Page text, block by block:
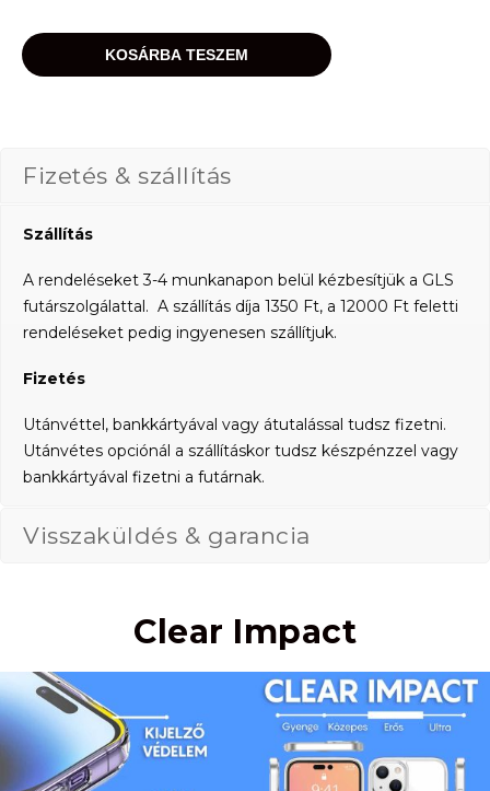
KOSÁRBA TESZEM
Fizetés & szállítás
Szállítás
A rendeléseket 3-4 munkanapon belül kézbesítjük a GLS
futárszolgálattal. A szállítás díja 1350 Ft, a 12000 Ft feletti
rendeléseket pedig ingyenesen szállítjuk.
Fizetés
Utánvéttel, bankkártyával vagy átutalással tudsz fizetni.
Utánvétes opciónál a szállításkor tudsz készpénzzel vagy
bankkártyával fizetni a futárnak.
Visszaküldés & garancia
Clear Impact